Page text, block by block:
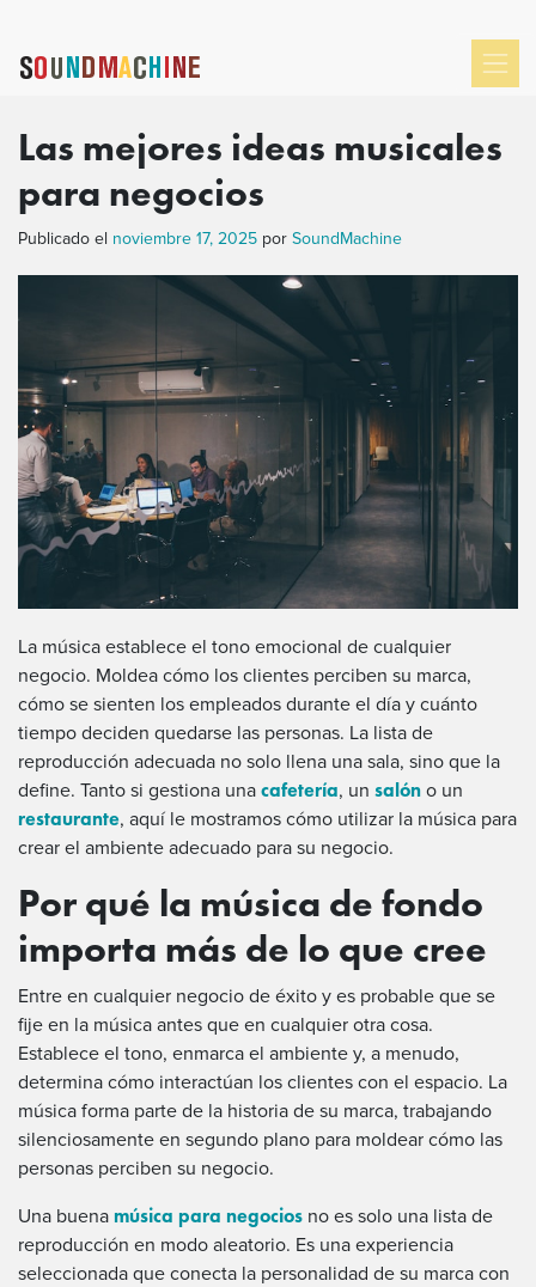
Las mejores ideas musicales
para negocios
Publicado el noviembre 17, 2025 por SoundMachine
La música establece el tono emocional de cualquier
negocio. Moldea cómo los clientes perciben su marca,
cómo se sienten los empleados durante el día y cuánto
tiempo deciden quedarse las personas. La lista de
reproducción adecuada no solo llena una sala, sino que la
define. Tanto si gestiona una cafetería, un salón o un
restaurante, aquí le mostramos cómo utilizar la música para
crear el ambiente adecuado para su negocio.
Por qué la música de fondo
importa más de lo que cree
Entre en cualquier negocio de éxito y es probable que se
fije en la música antes que en cualquier otra cosa.
Establece el tono, enmarca el ambiente y, a menudo,
determina cómo interactúan los clientes con el espacio. La
música forma parte de la historia de su marca, trabajando
silenciosamente en segundo plano para moldear cómo las
personas perciben su negocio.
Una buena música para negocios no es solo una lista de
reproducción en modo aleatorio. Es una experiencia
seleccionada que conecta la personalidad de su marca con